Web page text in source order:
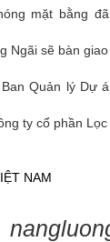
mặt bằng
Ngãi sẽ bàn
Quản lý Dự
ty cổ phần
NAM